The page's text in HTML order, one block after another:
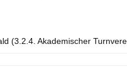
(3.2.4. Akademischer